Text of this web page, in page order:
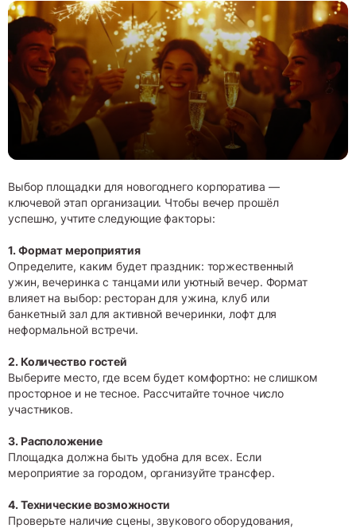
Выбор площадки для новогоднего корпоратива —
ключевой этап организации. Чтобы вечер прошёл
успешно, учтите следующие факторы:
1. Формат мероприятия
Определите, каким будет праздник: торжественный
ужин, вечеринка с танцами или уютный вечер. Формат
влияет на выбор: ресторан для ужина, клуб или
банкетный зал для активной вечеринки, лофт для
неформальной встречи.
2. Количество гостей
Выберите место, где всем будет комфортно: не слишком
просторное и не тесное. Рассчитайте точное число
участников.
3. Расположение
Площадка должна быть удобна для всех. Если
мероприятие за городом, организуйте трансфер.
4. Технические возможности
Проверьте наличие сцены, звукового оборудования,